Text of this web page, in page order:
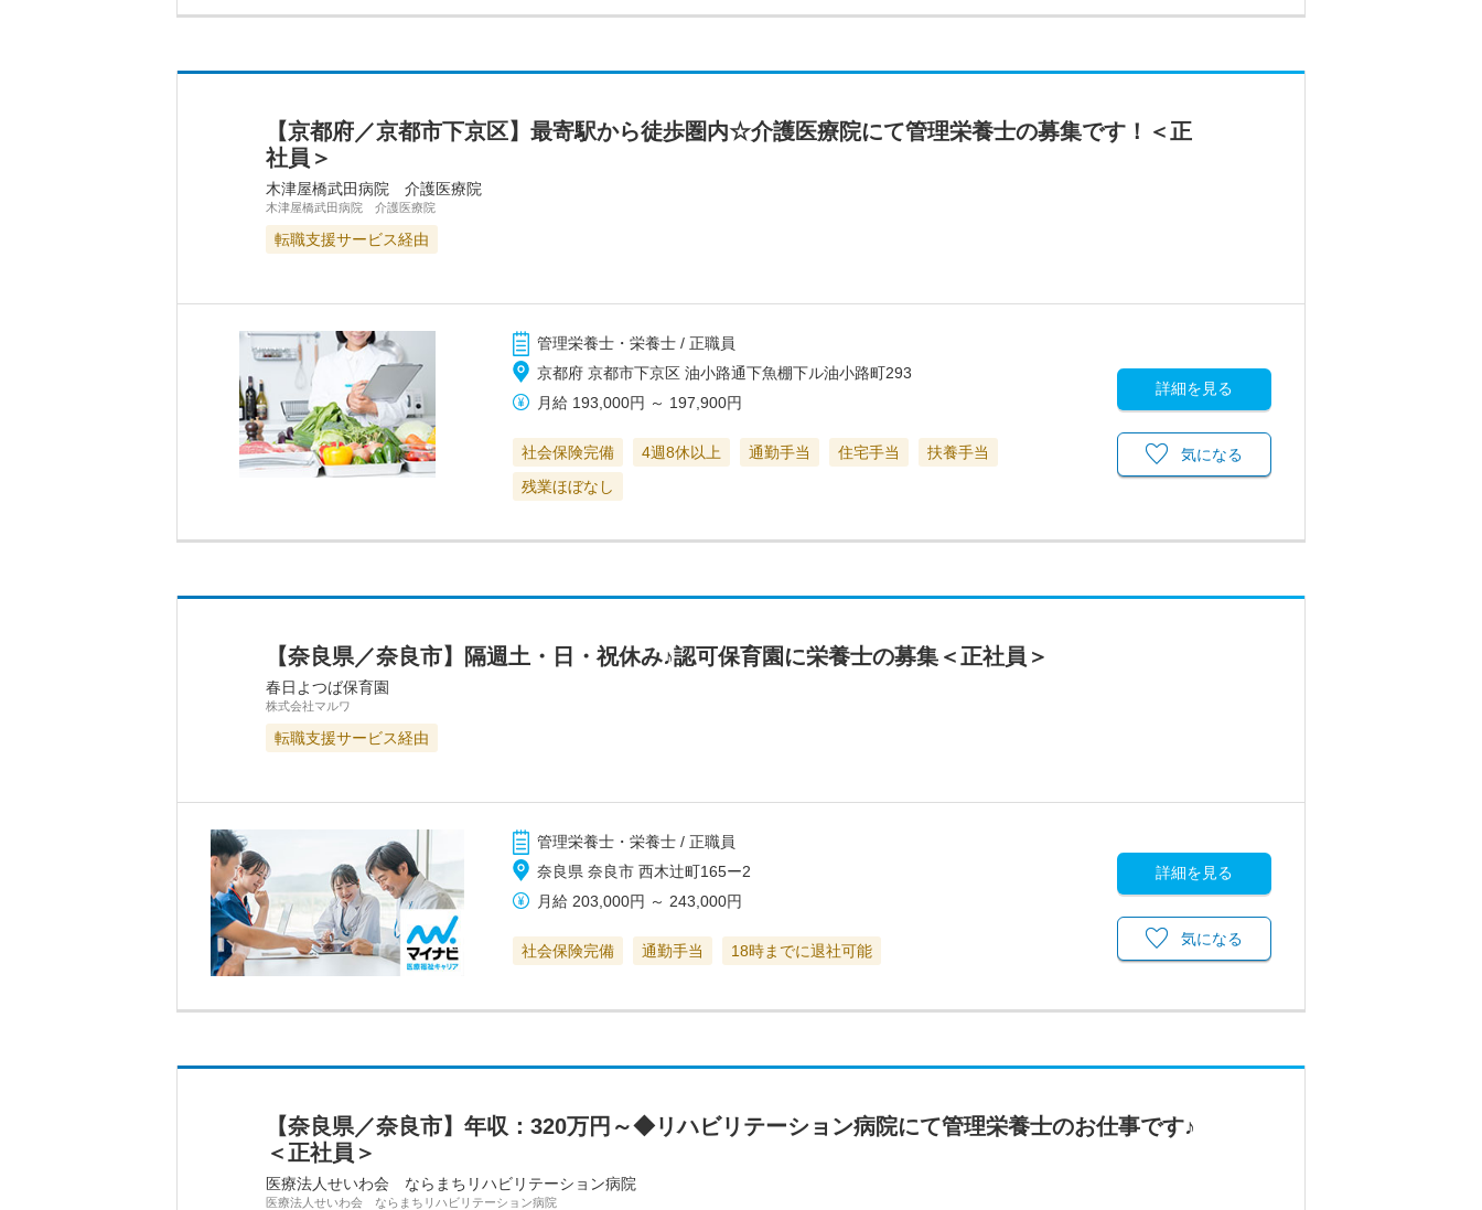
【京都府／京都市下京区】最寄駅から徒歩圏内☆介護医療院にて管理栄養士の募集です！＜正
社員＞
木津屋橋武田病院 介護医療院
木津屋橋武田病院 介護医療院
転職支援サービス経由
管理栄養士・栄養士 / 正職員
京都府 京都市下京区 油小路通下魚棚下ル油小路町293
月給 193,000円 ～ 197,900円
社会保険完備 4週8休以上 通勤手当 住宅手当
扶養手当
残業ほぼなし
詳細を見る
気になる
【奈良県／奈良市】隔週土・日・祝休み♪認可保育園に栄養士の募集＜正社員＞
春日よつば保育園
株式会社マルワ
転職支援サービス経由
管理栄養士・栄養士 / 正職員
奈良県 奈良市 西木辻町165ー2
月給 203,000円 ～ 243,000円
社会保険完備 通勤手当 18時までに退社可能
詳細を見る
気になる
【奈良県／奈良市】年収：320万円～◆リハビリテーション病院にて管理栄養士のお仕事です♪
＜正社員＞
医療法人せいわ会 ならまちリハビリテーション病院
医療法人せいわ会 ならまちリハビリテーション病院